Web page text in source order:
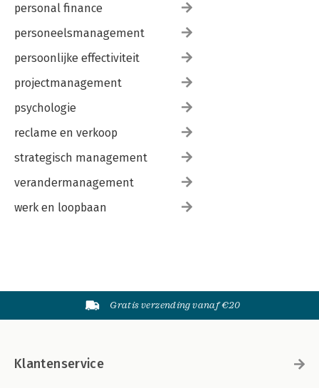
personal finance
personeelsmanagement
persoonlijke effectiviteit
projectmanagement
psychologie
reclame en verkoop
strategisch management
verandermanagement
werk en loopbaan
Gratis verzending vanaf €20
Klantenservice